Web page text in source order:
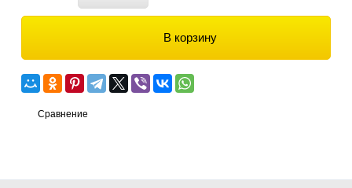
В корзину
Сравнение